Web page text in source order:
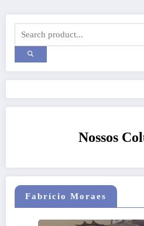
Nossos
Fabrício Moraes